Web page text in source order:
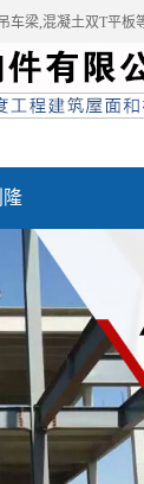
车梁,混凝土双T平板
隆